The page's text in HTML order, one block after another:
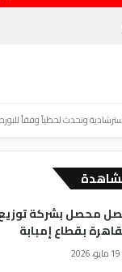
وتحدث لحظياً وفقاً
محصل بشركة
بقطاع إمبابة
19 مايو، 2026